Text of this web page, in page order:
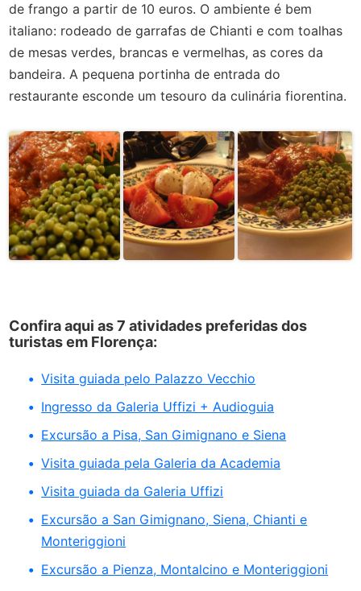
de frango a partir de 10 euros. O ambiente é bem
italiano: rodeado de garrafas de Chianti e com toalhas
de mesas verdes, brancas e vermelhas, as cores da
bandeira. A pequena portinha de entrada do
restaurante esconde um tesouro da culinária fiorentina.
Confira aqui as 7 atividades preferidas dos
turistas em Florença:
Visita guiada pelo Palazzo Vecchio
Ingresso da Galeria Uffizi + Audioguia
Excursão a Pisa, San Gimignano e Siena
Visita guiada pela Galeria da Academia
Visita guiada da Galeria Uffizi
Excursão a San Gimignano, Siena, Chianti e
Monteriggioni
Excursão a Pienza, Montalcino e Monteriggioni